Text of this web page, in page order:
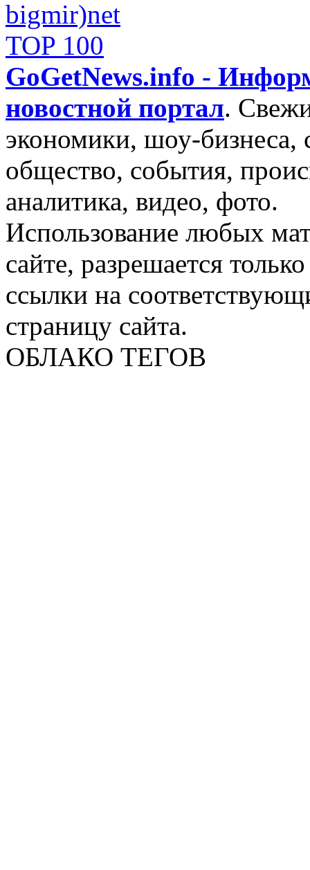
GoGetNews.info -
новостной портал.
экономики, шоу-бизнеса,
общество, события,
аналитика, видео, фото.
Использование любых
сайте, разрешается
ссылки на
страницу сайта.
ОБЛАКО ТЕГОВ